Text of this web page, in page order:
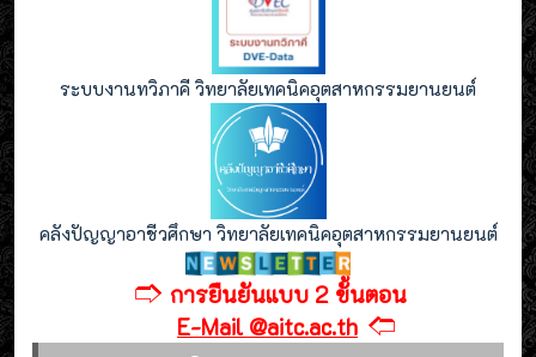
ระบบงานทวิภาคี วิทยาลัยเทคนิคอุตสาหกรรมยานยนต์
คลังปัญญาอาชีวศึกษา วิทยาลัยเทคนิคอุตสาหกรรมยานยนต์
🢣 การยืนยันแบบ 2 ขั้นตอน
E-Mail @aitc.ac.th 🢢